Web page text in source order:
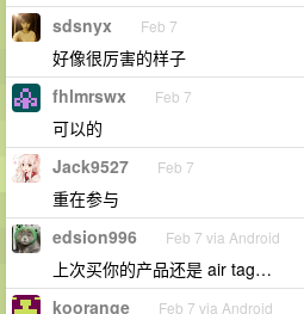
sdsnyx Feb 7
好像很厉害的样子
fhlmrswx Feb 7
可以的
Jack9527 Feb 7
重在参与
edsion996 Feb 7 via Android
上次买你的产品还是 air tag…
koorange Feb 7 via Android